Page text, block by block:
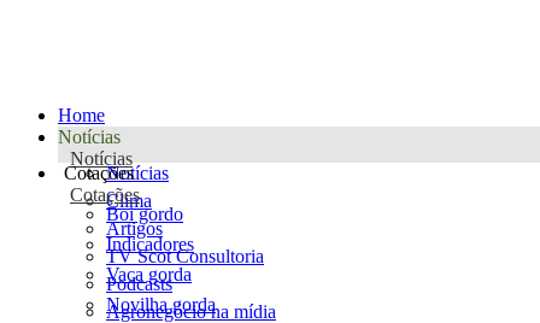
Home
Notícias
Notícias
Notícias
Clima
Artigos
TV Scot Consultoria
Podcasts
Agronegócio na mídia
Cotações
Cotações
Boi gordo
Indicadores
Vaca gorda
Novilha gorda